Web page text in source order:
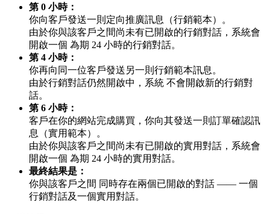
第 0 小時：
你向客戶發送一則定向推廣訊息（行銷範本）。
由於你與該客戶之間尚未有已開啟的行銷對話，系統會
開啟一個 為期 24 小時的行銷對話。
第 4 小時：
你再向同一位客戶發送另一則行銷範本訊息。
由於行銷對話仍然開啟中，系統 不會開啟新的行銷對
話。
第 6 小時：
客戶在你的網站完成購買，你向其發送一則訂單確認訊
息（實用範本）。
由於你與該客戶之間尚未有已開啟的實用對話，系統會
開啟一個 為期 24 小時的實用對話。
最終結果是：
你與該客戶之間 同時存在兩個已開啟的對話 —— 一個
行銷對話及一個實用對話。